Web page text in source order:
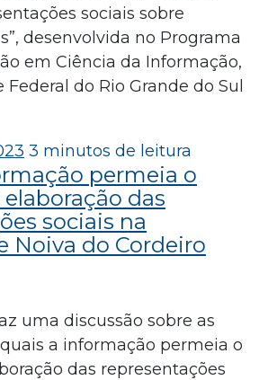
sociais sobre
desenvolvida no Programa
em Ciência da Informação,
do Rio Grande do Sul
3 minutos de leitura
permeia o
das
sociais na
Noiva do Cordeiro
uma discussão sobre as
a informação permeia o
das representações